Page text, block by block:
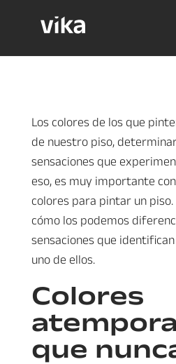
Los colores de los que
de nuestro piso,
sensaciones que
eso, es muy importante
colores para pintar un
cómo los podemos
sensaciones que
uno de ellos.
Colores
que